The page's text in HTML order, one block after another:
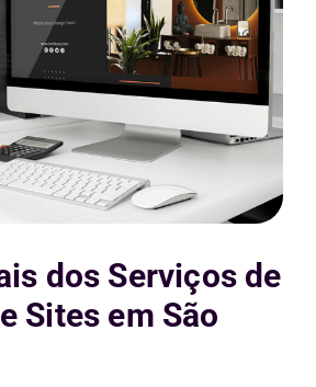
dos Serviços de
Sites em São